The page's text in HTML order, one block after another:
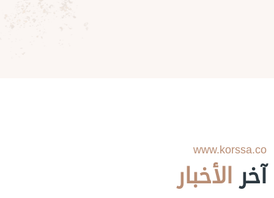
www.korssa.co
آخرالأخبار